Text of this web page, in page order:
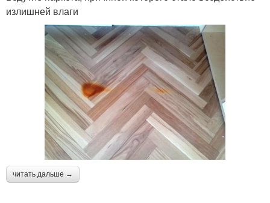
излишней влаги
читать дальше →